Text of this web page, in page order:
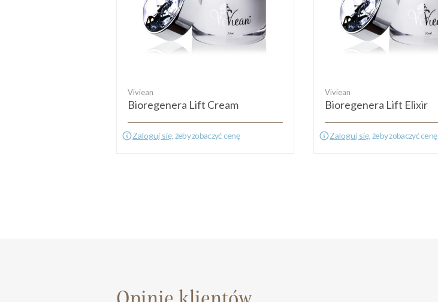
Viviean
Bioregenera Lift Cream
Zaloguj się, żeby zobaczyć cenę
Viviean
Bioregenera Lift Elixir
Zaloguj się, żeby zobaczyć cenę